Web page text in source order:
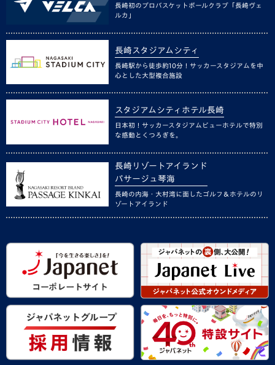
長崎初のプロバスケットボールクラブ「長崎ヴェ
ルカ」
長崎スタジアムシティ
長崎駅から徒歩約10分！サッカースタジアムを中
心とした大型複合施設
スタジアムシティホテル長崎
日本初！サッカースタジアムビューホテルで特別
な感動とくつろぎを。
長崎リゾートアイランド
パサージュ琴海
長崎の内海・大村湾に面したゴルフ＆ホテルのリ
ゾートアイランド